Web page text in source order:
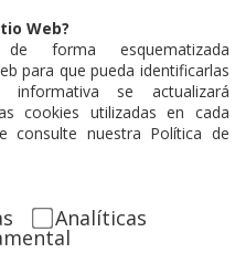
Web?
forma esquematizada
para que pueda identificarlas
se actualizará
cookies utilizadas en cada
consulte nuestra Política de
Analíticas